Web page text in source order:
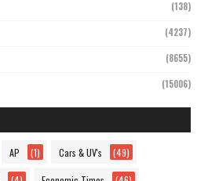
(138)
(4237)
(8655)
(15006)
AP (1) Cars & UV's (49)